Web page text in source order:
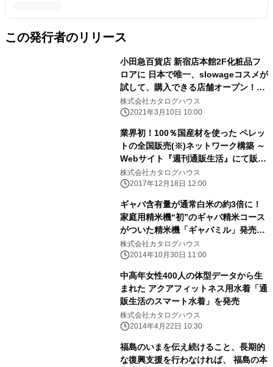
この発行者のリリース
小田急百貨店 新宿店本館2F化粧品フ
ロアに 日本で唯一、slowageコスメが
試して、購入できる店舗オープン！
「slowageショップ」2月3日オープ
ン！
株式会社カタログハウス
2021年3月10日 10:00
業界初！100％国産材を使った ペレッ
トの全国販売(※)ネットワーク構築 ～
Webサイト『週刊通販生活』にて販売
～
株式会社カタログハウス
2017年12月18日 12:00
ギャバ含有量が通常白米の約3倍に！
家庭用精米機“初”のギャバ精米コース
がついた精米機「ギャバミル」発売
～ 『通販生活』2014年秋冬号より発
売 ～
株式会社カタログハウス
2014年10月30日 11:00
中高年女性400人の体型データから生
まれた アクアフィットネス用水着「通
販生活のスマート水着」を発売
株式会社カタログハウス
2014年4月22日 10:30
福島のいまを伝え続けること、長期的
な復興支援を行わなければ、 福島の本